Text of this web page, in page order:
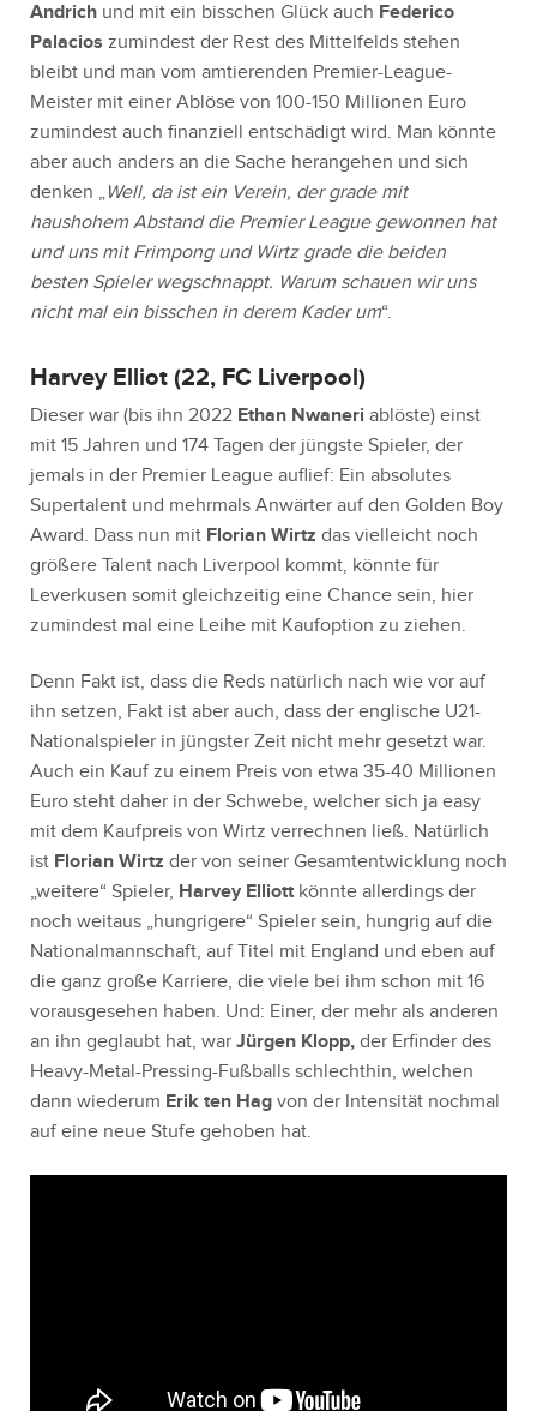
Andrich und mit ein bisschen Glück auch Federico
Palacios zumindest der Rest des Mittelfelds stehen
bleibt und man vom amtierenden Premier-League-
Meister mit einer Ablöse von 100-150 Millionen Euro
zumindest auch finanziell entschädigt wird. Man könnte
aber auch anders an die Sache herangehen und sich
denken „Well, da ist ein Verein, der grade mit
haushohem Abstand die Premier League gewonnen hat
und uns mit Frimpong und Wirtz grade die beiden
besten Spieler wegschnappt. Warum schauen wir uns
nicht mal ein bisschen in derem Kader um“.
Harvey Elliot (22, FC Liverpool)
Dieser war (bis ihn 2022 Ethan Nwaneri ablöste) einst
mit 15 Jahren und 174 Tagen der jüngste Spieler, der
jemals in der Premier League auflief: Ein absolutes
Supertalent und mehrmals Anwärter auf den Golden Boy
Award. Dass nun mit Florian Wirtz das vielleicht noch
größere Talent nach Liverpool kommt, könnte für
Leverkusen somit gleichzeitig eine Chance sein, hier
zumindest mal eine Leihe mit Kaufoption zu ziehen.
Denn Fakt ist, dass die Reds natürlich nach wie vor auf
ihn setzen, Fakt ist aber auch, dass der englische U21-
Nationalspieler in jüngster Zeit nicht mehr gesetzt war.
Auch ein Kauf zu einem Preis von etwa 35-40 Millionen
Euro steht daher in der Schwebe, welcher sich ja easy
mit dem Kaufpreis von Wirtz verrechnen ließ. Natürlich
ist Florian Wirtz der von seiner Gesamtentwicklung noch
„weitere“ Spieler, Harvey Elliott könnte allerdings der
noch weitaus „hungrigere“ Spieler sein, hungrig auf die
Nationalmannschaft, auf Titel mit England und eben auf
die ganz große Karriere, die viele bei ihm schon mit 16
vorausgesehen haben. Und: Einer, der mehr als anderen
an ihn geglaubt hat, war Jürgen Klopp, der Erfinder des
Heavy-Metal-Pressing-Fußballs schlechthin, welchen
dann wiederum Erik ten Hag von der Intensität nochmal
auf eine neue Stufe gehoben hat.